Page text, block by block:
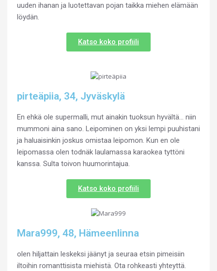
uuden ihanan ja luotettavan pojan taikka miehen elämään
löydän.
Katso koko profiili
pirteäpiia, 34, Jyväskylä
En ehkä ole supermalli, mut ainakin tuoksun hyvältä… niin
mummoni aina sano. Leipominen on yksi lempi puuhistani
ja haluaisinkin joskus omistaa leipomon. Kun en ole
leipomassa olen todnäk laulamassa karaokea tyttöni
kanssa. Sulta toivon huumorintajua.
Katso koko profiili
Mara999, 48, Hämeenlinna
olen hiljattain leskeksi jäänyt ja seuraa etsin pimeisiin
iltoihin romanttisista miehistä. Ota rohkeasti yhteyttä.